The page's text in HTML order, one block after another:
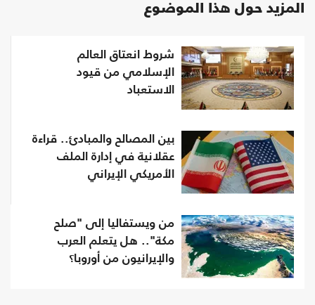
المزيد حول هذا الموضوع
شروط انعتاق العالم
الإسلامي من قيود
الاستعباد
بين المصالح والمبادئ.. قراءة
عقلانية في إدارة الملف
الأمريكي الإيراني
من ويستفاليا إلى "صلح
مكة".. هل يتعلم العرب
والإيرانيون من أوروبا؟